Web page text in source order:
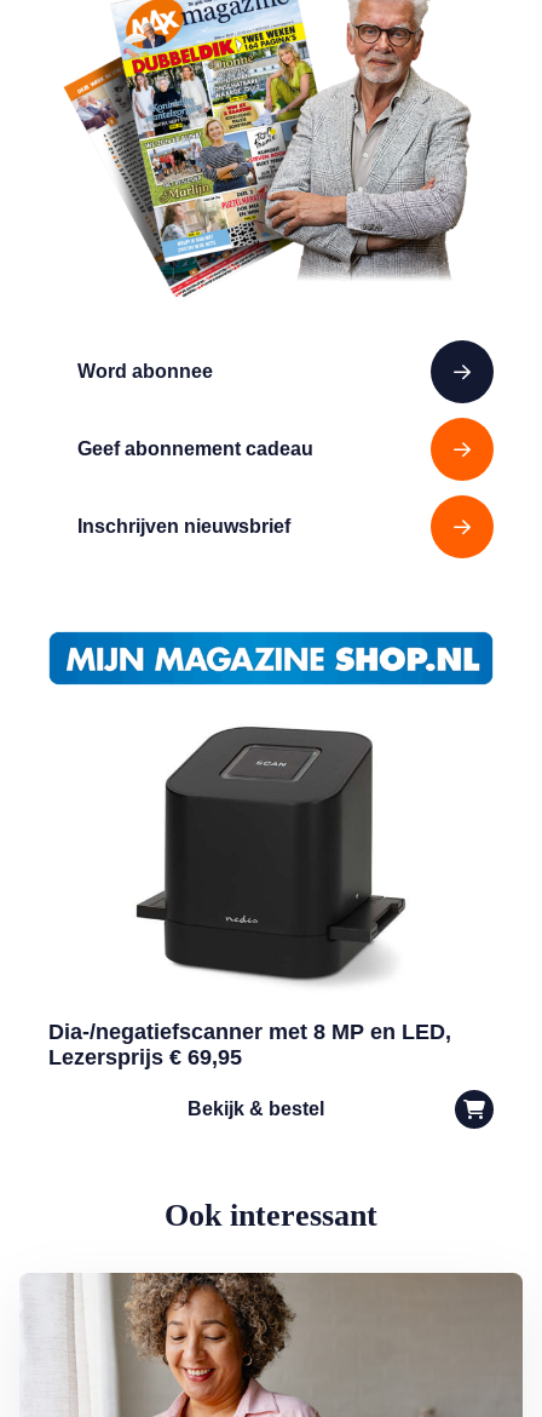
Word abonnee
Geef abonnement cadeau
Inschrijven nieuwsbrief
Dia-/negatiefscanner met 8 MP en LED,
Lezersprijs € 69,95
Bekijk & bestel
Ook interessant
Lees meer over Hoe bel ik het snelste mijn bank?